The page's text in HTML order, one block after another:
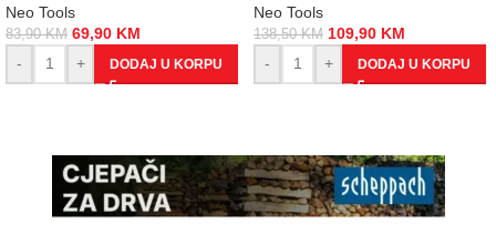
Neo Tools
83,90KM 69,90 KM
-
+ DODAJ U KORPU
Neo Tools
138,50KM 109,90 KM
-
+ DODAJ U KORPU